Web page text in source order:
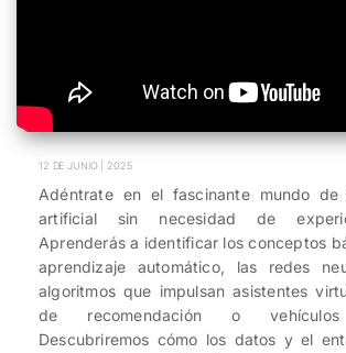
12 DE JUNIO | 2025
Adéntrate en el fascinante mundo de
artificial sin necesidad de
Aprenderás a identificar los conceptos
aprendizaje automático, las redes
algoritmos que impulsan asistentes
de recomendación o vehículos
Descubriremos cómo los datos y el